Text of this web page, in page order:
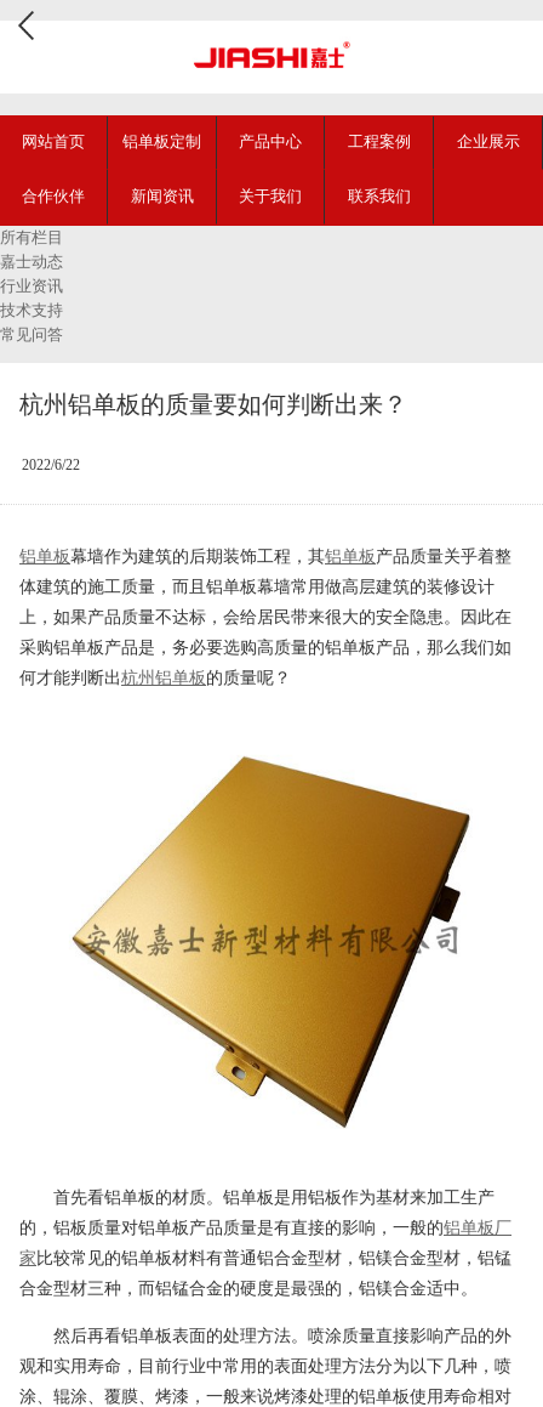
网站首页 铝单板定制 产品中心 工程案例 企业展示
合作伙伴 新闻资讯 关于我们 联系我们
所有栏目
嘉士动态
行业资讯
技术支持
常见问答
杭州铝单板的质量要如何判断出来？
2022/6/22
铝单板幕墙作为建筑的后期装饰工程，其铝单板 产品质量关乎着整
体建筑的施工质量，而且铝单板幕墙常用做高层建筑的装修设计
上，如果产品质量不达标，会给居民带来很大的安全隐患。因此在
采购铝单板产品是，务必要选购高质量的铝单板产品，那么我们如
何才能判断出杭州铝单板 的质量呢？
首先看铝单板的材质。铝单板是用铝板作为基材来加工生产
的，铝板质量对铝单板产品质量是有直接的影响，一般的铝单板厂
家 比较常见的铝单板材料有普通铝合金型材，铝镁合金型材，铝锰
合金型材三种，而铝锰合金的硬度是最强的，铝镁合金适中。
然后再看铝单板表面的处理方法。喷涂质量直接影响产品的外
观和实用寿命，目前行业中常用的表面处理方法分为以下几种，喷
涂、辊涂、覆膜、烤漆，一般来说烤漆处理的铝单板使用寿命相对